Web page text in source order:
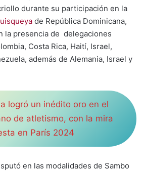
durante su participación en la
de República Dominicana,
la presencia de delegaciones
Costa Rica, Haití, Israel,
además de Alemania, Israel y
logró un inédito oro en el
de atletismo, con la mira
en París 2024
en las modalidades de Sambo